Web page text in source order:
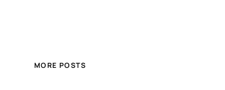
MORE POSTS